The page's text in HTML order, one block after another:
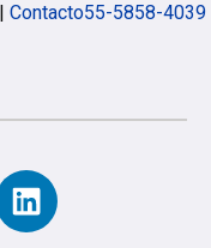
Contacto55-5858-4039